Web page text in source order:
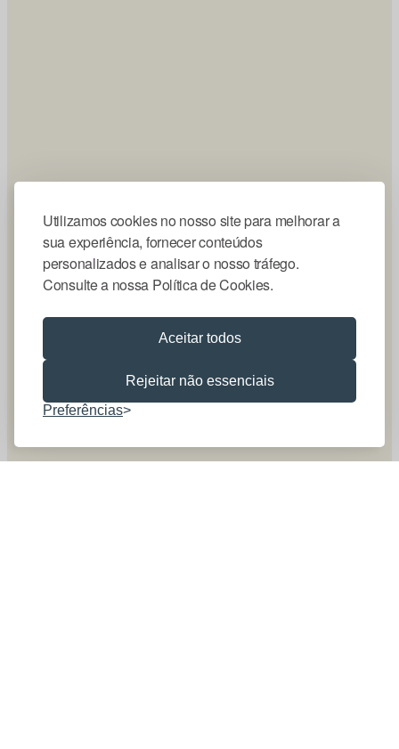
Utilizamos cookies no nosso site para melhorar a
sua experiência, fornecer conteúdos
personalizados e analisar o nosso tráfego.
Consulte a nossa Política de Cookies.
Aceitar todos
Rejeitar não essenciais
Preferências